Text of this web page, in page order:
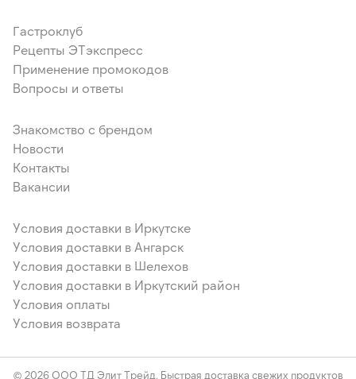
Гастроклуб
Рецепты ЭТэкспресс
Применение промокодов
Вопросы и ответы
Знакомство с брендом
Новости
Контакты
Вакансии
Условия доставки в Иркутске
Условия доставки в Ангарск
Условия доставки в Шелехов
Условия доставки в Иркутский район
Условия оплаты
Условия возврата
© 2026 ООО ТД Элит Трейд. Быстрая доставка свежих продуктов